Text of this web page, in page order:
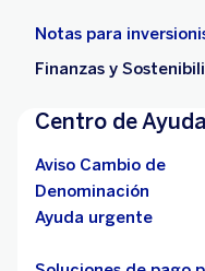
Notas para
Finanzas y
Centro de Ayuda
Aviso Cambio de
Denominación
Ayuda urgente